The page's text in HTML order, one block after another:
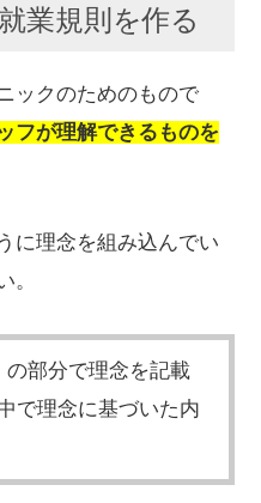
業規則を作る
ックのためのもので
フが理解できるものを
に理念を組み込んでい
。
の部分で理念を記載
で理念に基づいた内